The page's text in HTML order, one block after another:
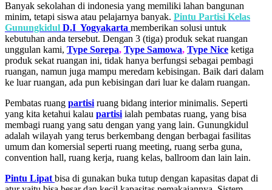
Banyak sekolahan di indonesia yang memiliki lahan bangunan
minim, tetapi siswa atau pelajarnya banyak. Pintu Partisi Kelas
Gunungkidul D.I Yogyakarta memberikan solusi untuk
kebutuhan anda tersebut. Dengan 3 (tiga) produk sekat ruangan
unggulan kami, Type Sorepa, Type Samowa, Type Nice ketiga
produk sekat ruangan ini, tidak hanya berfungsi sebagai pembagi
ruangan, namun juga mampu meredam kebisingan. Baik dari dalam
ke luar ruangan, ada pun kebisingan dari luar ke dalam ruangan.
Pembatas ruang partisi ruang bidang interior minimalis. Seperti
yang kita ketahui kalau partisi ialah pembatas ruang, yang bisa
membagi ruang yang satu dengan yang yang lain. Gunungkidul
adalah wilayah yang terus berkembang dengan berbagai fasilitas
umum dan komersial seperti ruang meeting, ruang serba guna,
convention hall, ruang kerja, ruang kelas, ballroom dan lain lain.
Pintu Lipat bisa di gunakan buka tutup dengan kapasitas dapat di